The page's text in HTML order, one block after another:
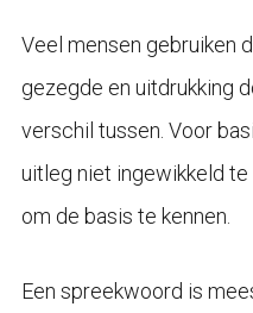
Veel mensen gebruiken
gezegde en uitdrukking
verschil tussen. Voor
uitleg niet ingewikkeld te
om de basis te kennen.
Een spreekwoord is